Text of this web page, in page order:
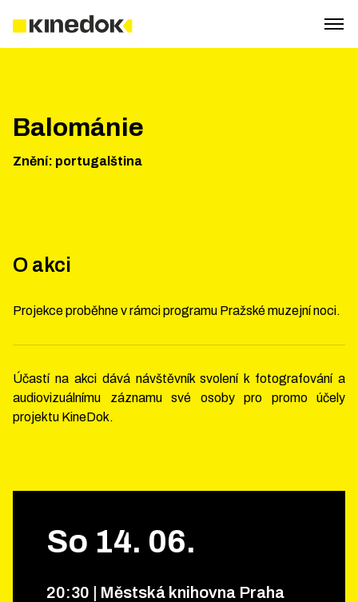
Balománie
Znění: portugalština
O akci
Projekce proběhne v rámci programu Pražské muzejní noci.
Účastí na akci dává návštěvník svolení k fotografování a
audiovizuálnímu záznamu své osoby pro promo účely
projektu KineDok.
So 14. 06.
20:30 Městská knihovna Praha